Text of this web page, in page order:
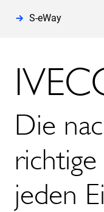
S-eWay
Die
jeden